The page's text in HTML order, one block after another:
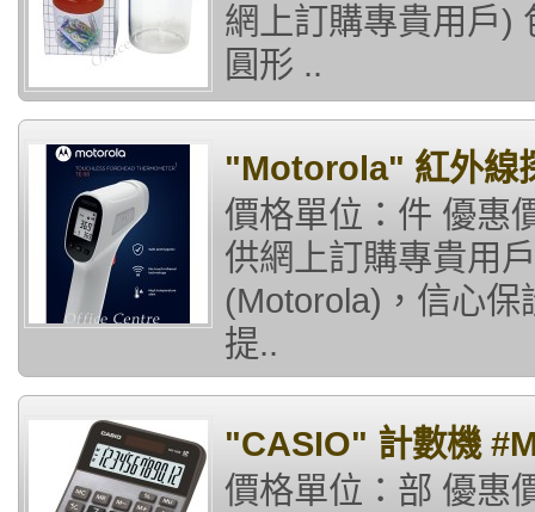
網上訂購專貴用戶)
圓形 ..
"Motorola" 紅外線
價格單位：件 優惠
供網上訂購專貴用
(Motorola)，信心
提..
"CASIO" 計數機
價格單位：部 優惠